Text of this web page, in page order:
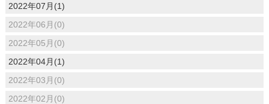
2022年07月(1)
2022年06月(0)
2022年05月(0)
2022年04月(1)
2022年03月(0)
2022年02月(0)